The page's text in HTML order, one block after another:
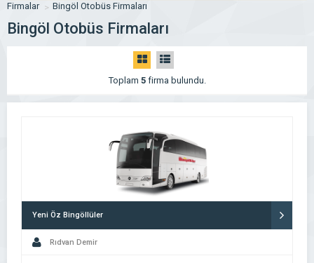
Firmalar Bingöl Otobüs Firmaları
Bingöl Otobüs Firmaları
Toplam 5firma bulundu.
Yeni Öz Bingöllüler
Rıdvan Demir